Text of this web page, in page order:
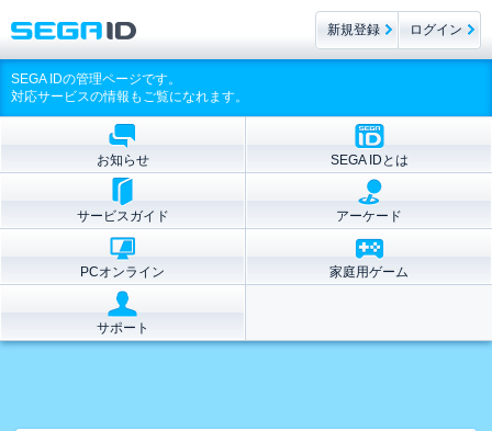
SEGA IDの管理ページです。
対応サービスの情報もご覧になれます。
お知らせ SEGA IDとは
サービスガイド アーケード
PCオンライン 家庭用ゲーム
サポート
新規登録 ログイン